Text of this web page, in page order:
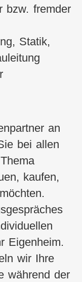
bzw. fremder
Statik,
an
bei allen
kaufen,
Eigenheim.
wir Ihre
während der